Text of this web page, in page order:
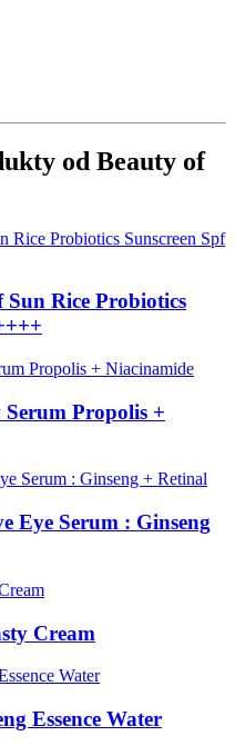
od Beauty of
Sun Rice Probiotics
Propolis +
Eye Serum : Ginseng
Cream
Essence Water